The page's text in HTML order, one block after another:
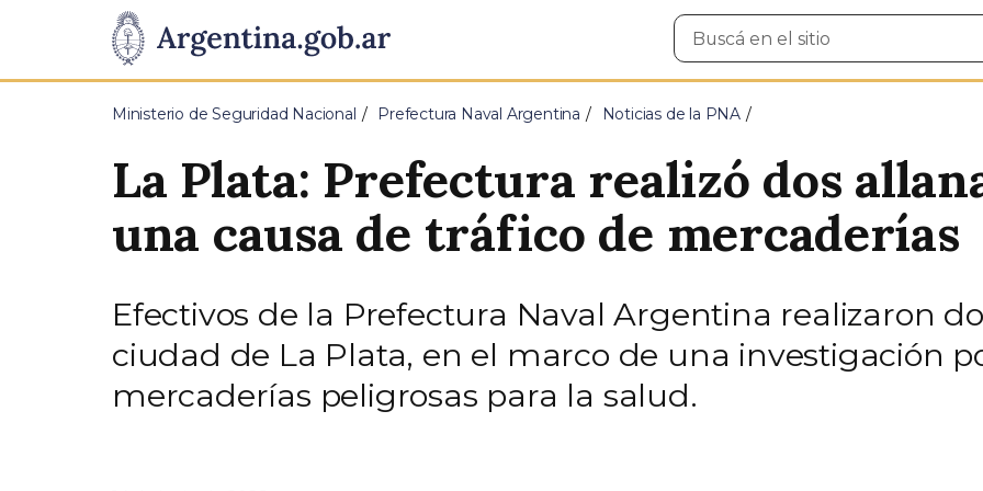
Presidencia
de
Pasar al contenido principal
Buscar
en
Ministerio de Seguridad Nacional Prefectura Naval Argentina Noticias de la PNA
La Plata: Prefectura realizó dos
una causa de tráfico de mercaderías
Efectivos de la Prefectura Naval Argentina realizaron
ciudad de La Plata, en el marco de una investigación
mercaderías peligrosas para la salud.